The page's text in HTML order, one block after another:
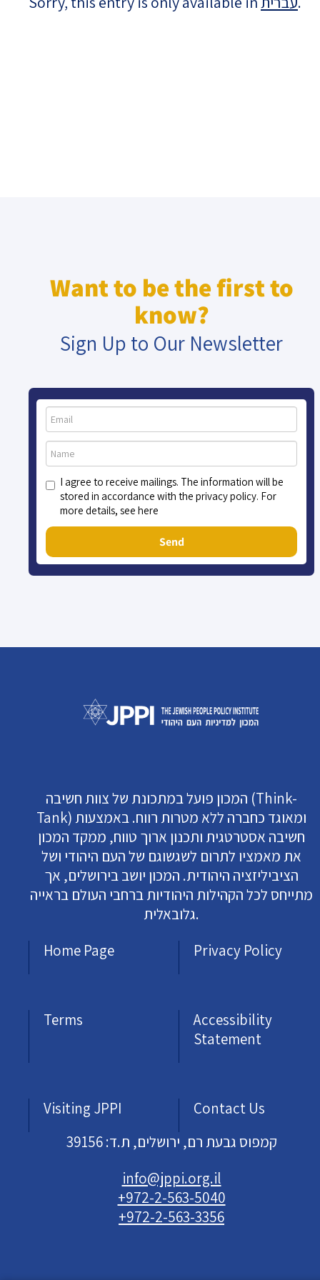
Want to be the first to
know?
Sign Up to Our Newsletter
I agree to receive mailings. The information will be
stored in accordance with the privacy policy. For
more details, see here
Send
המכון פועל במתכונת של צוות חשיבה (Think-
Tank) ומאוגד כחברה ללא מטרות רווח. באמצעות
חשיבה אסטרטגית ותכנון ארוך טווח, ממקד המכון
את מאמציו לתרום לשגשוגם של העם היהודי ושל
הציביליזציה היהודית. המכון יושב בירושלים, אך
מתייחס לכל הקהילות היהודיות ברחבי העולם בראייה
גלובאלית.
Home Page
Privacy Policy
Terms
Accessibility
Statement
Visiting JPPI
Contact Us
קמפוס גבעת רם, ירושלים, ת.ד: 39156
info@jppi.org.il
+972-2-563-5040
+972-2-563-3356